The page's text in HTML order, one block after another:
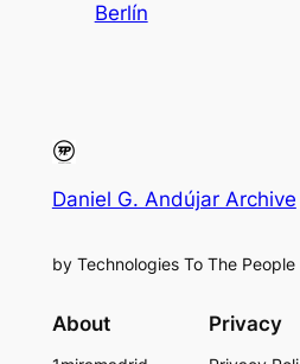
Berlín
Daniel G. Andújar Archive
by Technologies To The People
About Privacy